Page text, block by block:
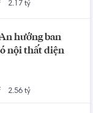
2.17 tỷ
hướng ban
nội thất diện
2.56 tỷ